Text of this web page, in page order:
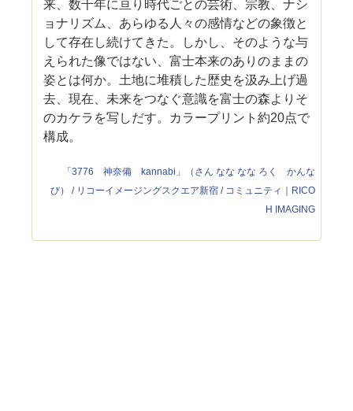
来、数千年に亘り時代ごとの芸術、宗教、ナシ
ョナリズム、あらゆる人々の感情などの象徴と
して存在し続けてきた。しかし、そのような与
えられた像ではない、富士本来のありのままの
姿とは何か。土地に堆積した歴史を汲み上げ過
去、現在、未来をつなぐ意識を富士の森よりそ
のカケラを写しだす。カラープリント約20点で
構成。
「3776 神奈備 kannabi」（さん なな なな ろく かんな
び） / リコーイメージングスクエア新宿 / コミュニティ｜RICO
H IMAGING